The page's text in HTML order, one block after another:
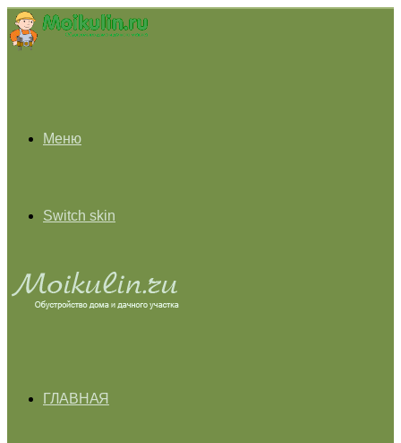
Меню
Switch skin
ГЛАВНАЯ